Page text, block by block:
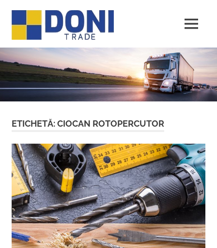
conținut
MENU
ETICHETĂ:CIOCAN ROTOPERCUTOR